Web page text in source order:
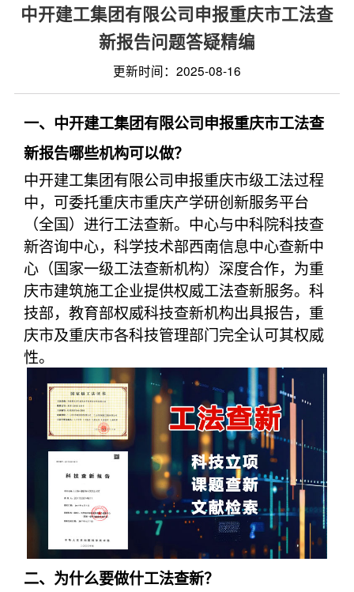
中开建工集团有限公司申报重庆市工法查
新报告问题答疑精编
更新时间：2025-08-16
一、中开建工集团有限公司申报重庆市工法查
新报告哪些机构可以做？
中开建工集团有限公司申报重庆市级工法过程
中，可委托重庆市重庆产学研创新服务平台
（全国）进行工法查新。中心与中科院科技查
新咨询中心，科学技术部西南信息中心查新中
心（国家一级工法查新机构）深度合作，为重
庆市建筑施工企业提供权威工法查新服务。科
技部，教育部权威科技查新机构出具报告，重
庆市及重庆市各科技管理部门完全认可其权威
性。
二、为什么要做什工法查新？